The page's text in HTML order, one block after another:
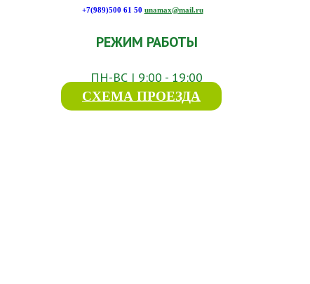
+7(989)500 61 50 unamax@mail.ru
РЕЖИМ РАБОТЫ
ПН-ВС | 9:00 - 19:00
СХЕМА ПРОЕЗДА